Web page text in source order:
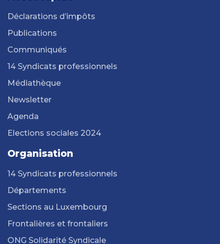
Déclarations d’impôts
Publications
Communiqués
14 Syndicats professionnels
Médiathèque
Newsletter
Agenda
Elections sociales 2024
Organisation
14 Syndicats professionnels
Départements
Sections au Luxembourg
Frontalières et frontaliers
ONG Solidarité Syndicale